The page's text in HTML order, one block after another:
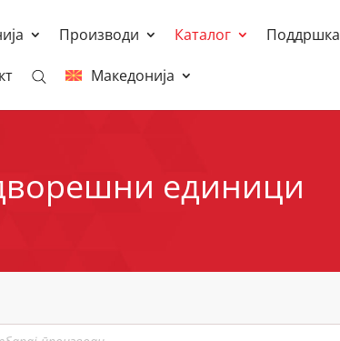
Производи Каталог Поддршка
Македонија
единици